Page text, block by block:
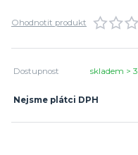
Ohodnotit produkt
Dostupnost skladem > 3
Nejsme plátci DPH